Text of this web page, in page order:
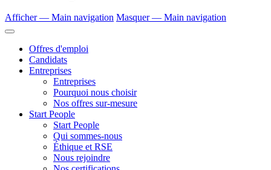
Afficher — Main navigation Masquer — Main navigation
Offres d'emploi
Candidats
Entreprises
Entreprises
Pourquoi nous choisir
Nos offres sur-mesure
Start People
Start People
Qui sommes-nous
Éthique et RSE
Nous rejoindre